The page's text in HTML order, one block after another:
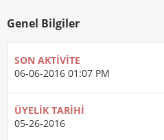
Genel Bilgiler
SON AKTIVITE
06-06-2016 01:07 PM
ÜYELIK TARIHI
05-26-2016